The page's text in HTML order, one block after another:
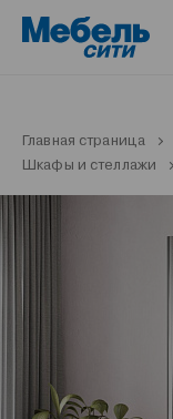
Главная страница
Шкафы и стеллажи